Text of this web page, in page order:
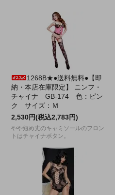
1268B★●送料無料●【即
納・本店在庫限定】 ニンフ・
チャイナ GB-174 色：ピン
ク サイズ：Ｍ
2,530円(税込2,783円)
やや短め丈のキャミソールのフロン
トはチャイナボタン。